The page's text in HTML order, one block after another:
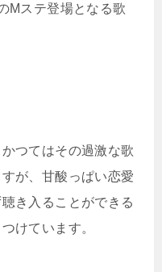
Mステ登場となる歌
つてはその過激な歌
が、 甘酸っぱい恋愛
き入ることができる
けています。